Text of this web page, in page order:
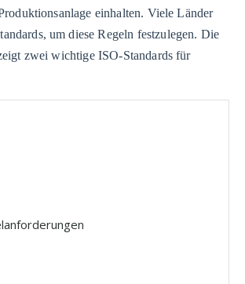
einhalten. Viele Länder
um diese Regeln festzulegen. Die
zwei wichtige ISO-Standards für